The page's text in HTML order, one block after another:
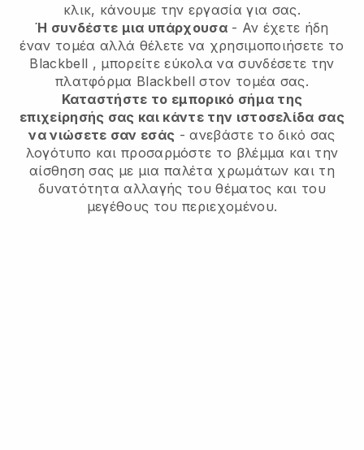
κλικ, κάνουμε την εργασία για σας.
Ή συνδέστε μια υπάρχουσα- Αν έχετε ήδη
έναν τομέα αλλά θέλετε να χρησιμοποιήσετε το
Blackbell , μπορείτε εύκολα να συνδέσετε την
πλατφόρμα Blackbell στον τομέα σας.
Καταστήστε το εμπορικό σήμα της
επιχείρησής σας και κάντε την ιστοσελίδα σας
να νιώσετε σαν εσάς - ανεβάστε το δικό σας
λογότυπο και προσαρμόστε το βλέμμα και την
αίσθηση σας με μια παλέτα χρωμάτων και τη
δυνατότητα αλλαγής του θέματος και του
μεγέθους του περιεχομένου.